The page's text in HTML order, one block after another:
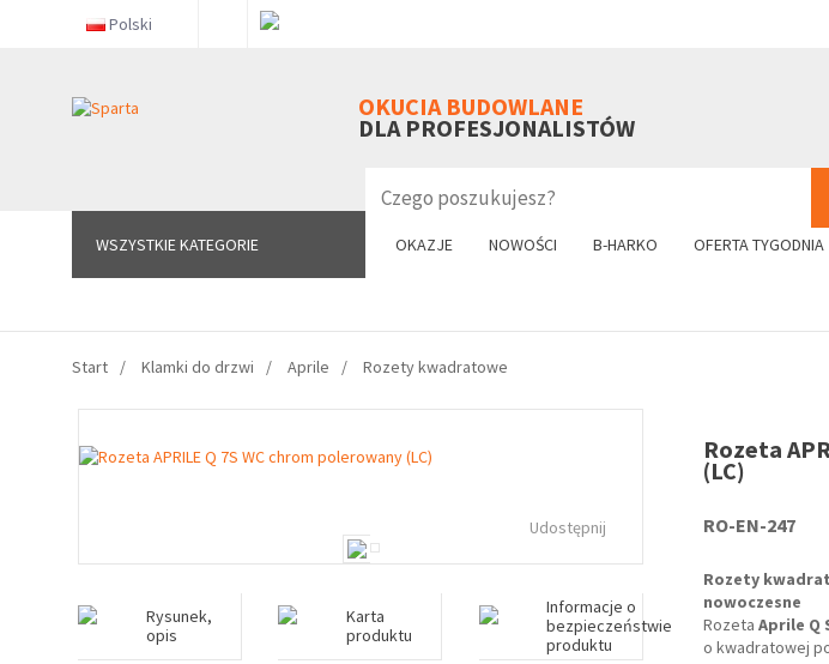
Polski
OKUCIA BUDOWLANE
DLA PROFESJONALISTÓW
WSZYSTKIE KATEGORIE OKAZJE NOWOŚCI B-HARKO OFERTA TYGODNIA
WSZYSTKIE KATEGORIE
Start Klamki do drzwi Aprile Rozety kwadratowe
Udostępnij
Rysunek,
opis
Karta
produktu
Informacje o
bezpieczeństwie
produktu
Rozeta
(LC)
RO-EN-247
Rozety
nowoczesne
RozetaAprile Q
o kwadratowej